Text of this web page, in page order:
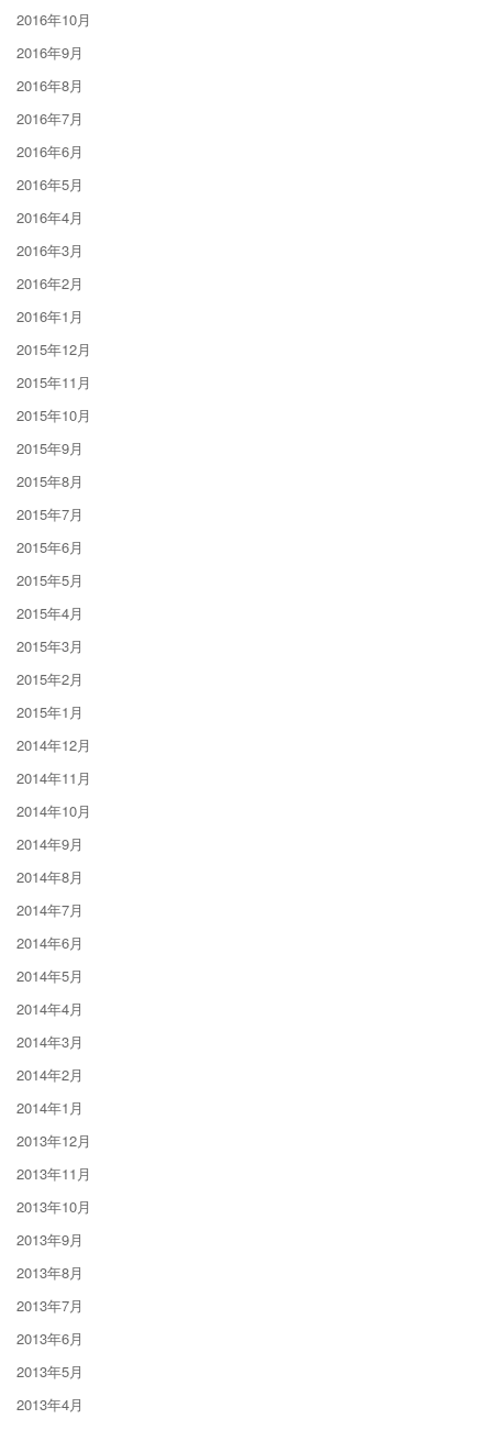
2016年10月
2016年9月
2016年8月
2016年7月
2016年6月
2016年5月
2016年4月
2016年3月
2016年2月
2016年1月
2015年12月
2015年11月
2015年10月
2015年9月
2015年8月
2015年7月
2015年6月
2015年5月
2015年4月
2015年3月
2015年2月
2015年1月
2014年12月
2014年11月
2014年10月
2014年9月
2014年8月
2014年7月
2014年6月
2014年5月
2014年4月
2014年3月
2014年2月
2014年1月
2013年12月
2013年11月
2013年10月
2013年9月
2013年8月
2013年7月
2013年6月
2013年5月
2013年4月